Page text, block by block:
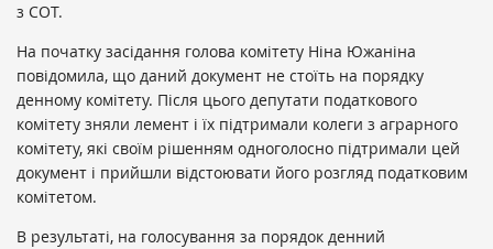
з СОТ.
На початку засідання голова комітету Ніна Южаніна
повідомила, що даний документ не стоїть на порядку
денному комітету. Після цього депутати податкового
комітету зняли лемент і їх підтримали колеги з аграрного
комітету, які своїм рішенням одноголосно підтримали цей
документ і прийшли відстоювати його розгляд податковим
комітетом.
В результаті, на голосування за порядок денний